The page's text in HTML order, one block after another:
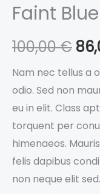
Faint
100,00€
Nam nec tellus a
odio. Sed non
eu in elit. Class
torquent per
himenaeos.
felis dapibus
non neque elit sed.